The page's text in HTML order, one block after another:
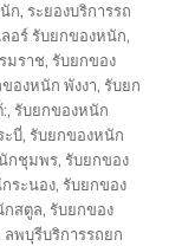
ก,ระยองบริการรถ
ลอร์ รับยกของหนัก,
มราช,รับยกของ
องหนัก พังงา,รับยก
:,รับยกของหนัก
ะบี่,รับยกของหนัก
กชุมพร,รับยกของ
ระนอง,รับยกของ
กสตูล,รับยกของ
ลพบุรีบริการรถยก